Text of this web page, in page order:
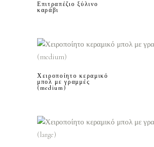
Επιτραπέζιο ξύλινο
καράβι
ΠΡΟΣΘΗΚΗ ΣΤΟ
Χειροποίητο κεραμικό
μπολ με γραμμές
(medium)
ΠΡΟΣΘΗΚΗ ΣΤΟ